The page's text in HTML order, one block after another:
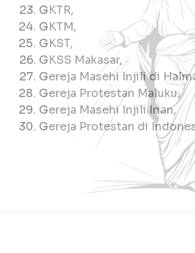
GKTR,
GKTM,
GKST,
GKSS Makasar,
Gereja Masehi Injili di
Gereja Protestan Maluku,
Gereja Masehi Injili Irian,
Gereja Protestan di